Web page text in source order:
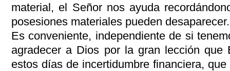
material, el Señor nos ayuda
posesiones materiales pueden desaparecer.
Es conveniente, independiente de si
agradecer a Dios por la gran lección que
estos días de incertidumbre financiera,